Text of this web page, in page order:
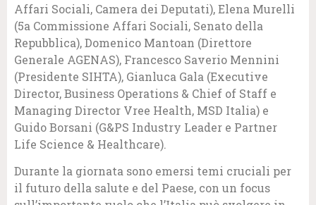
Affari Sociali, Camera dei Deputati), Elena Murelli
(5a Commissione Affari Sociali, Senato della
Repubblica), Domenico Mantoan (Direttore
Generale AGENAS), Francesco Saverio Mennini
(Presidente SIHTA), Gianluca Gala (Executive
Director, Business Operations & Chief of Staff e
Managing Director Vree Health, MSD Italia) e
Guido Borsani (G&PS Industry Leader e Partner
Life Science & Healthcare).
Durante la giornata sono emersi temi cruciali per
il futuro della salute e del Paese, con un focus